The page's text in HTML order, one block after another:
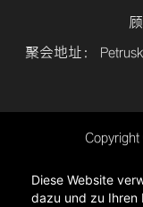
聚会地址：
Diese Website
dazu und zu Ihren